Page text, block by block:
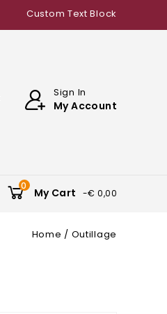
Custom Text Block
Sign In
My Account
0
My Cart -€ 0,00
Home Outillage